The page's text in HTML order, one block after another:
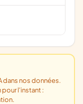
l'instant :